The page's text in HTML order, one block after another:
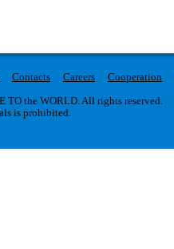
Contacts Careers
Cooperation
the WORLD. All rights reserved.
is prohibited.